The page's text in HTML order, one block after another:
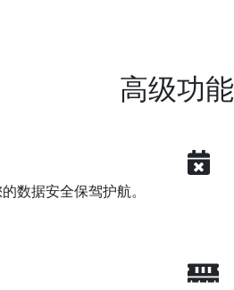
高级功能
数据安全保驾护航。